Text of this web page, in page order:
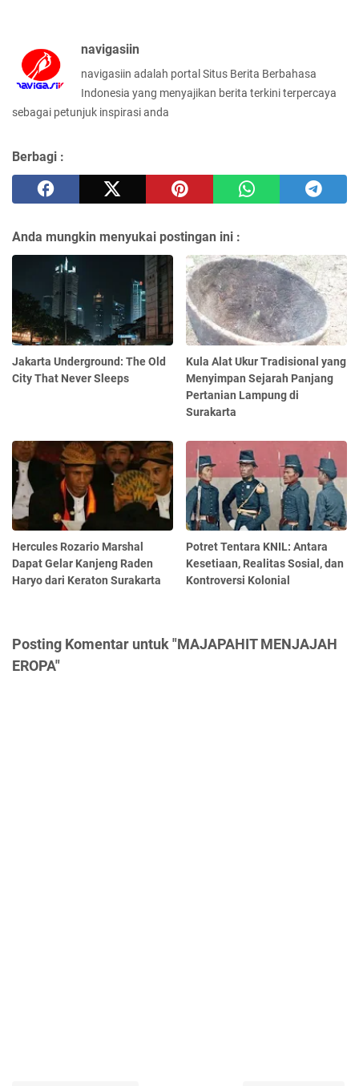
navigasiin
navigasiin adalah portal Situs Berita Berbahasa
Indonesia yang menyajikan berita terkini terpercaya
sebagai petunjuk inspirasi anda
Berbagi :
Anda mungkin menyukai postingan ini :
Jakarta Underground: The Old
City That Never Sleeps
Kula Alat Ukur Tradisional yang
Menyimpan Sejarah Panjang
Pertanian Lampung di
Surakarta
Hercules Rozario Marshal
Dapat Gelar Kanjeng Raden
Haryo dari Keraton Surakarta
Potret Tentara KNIL: Antara
Kesetiaan, Realitas Sosial, dan
Kontroversi Kolonial
Posting Komentar untuk "MAJAPAHIT MENJAJAH
EROPA"